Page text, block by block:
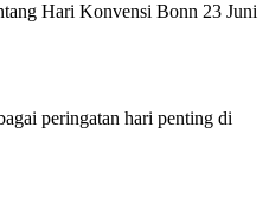
Hari Konvensi Bonn 23 Juni
peringatan hari penting di